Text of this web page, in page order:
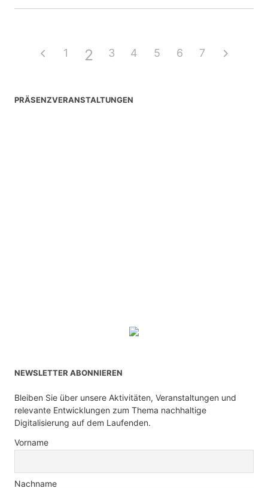
1 2 3 4 5 6 7
PRÄSENZVERANSTALTUNGEN
NEWSLETTER ABONNIEREN
Bleiben Sie über unsere Aktivitäten, Veranstaltungen und
relevante Entwicklungen zum Thema nachhaltige
Digitalisierung auf dem Laufenden.
Vorname
Nachname